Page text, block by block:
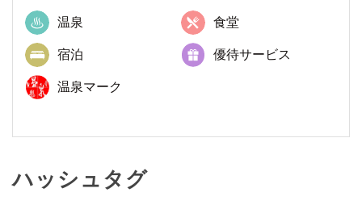
温泉 食堂
宿泊 優待サービス
温泉マーク
ハッシュタグ